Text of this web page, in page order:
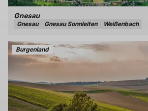
Gnesau
Gnesau Gnesau Sonnleiten Weißenbach
Burgenland